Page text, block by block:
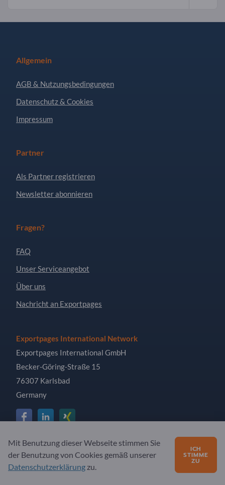
Allgemein
AGB & Nutzungsbedingungen
Datenschutz & Cookies
Impressum
Partner
Als Partner registrieren
Newsletter abonnieren
Fragen?
FAQ
Unser Serviceangebot
Über uns
Nachricht an Exportpages
Exportpages International Network
Exportpages International GmbH
Becker-Göring-Straße 15
76307 Karlsbad
Germany
Copyright © 2026 Exportpages International GmbH. Alle
Rechte vorbehalten.
Mit Benutzung dieser Webseite stimmen Sie
der Benutzung von Cookies gemäß unserer
Datenschutzerklärung zu.
ICH
STIMME
ZU